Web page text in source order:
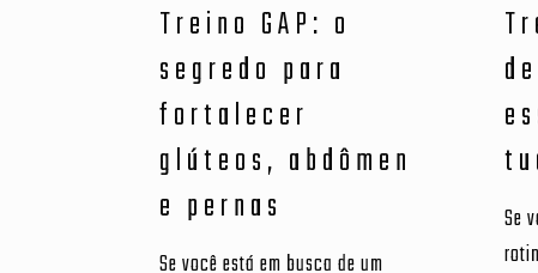
Treino GAP: o
segredo para
fortalecer
glúteos, abdômen
e pernas
Se você está em busca de um
Se